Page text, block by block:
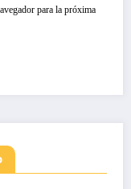
para la próxima